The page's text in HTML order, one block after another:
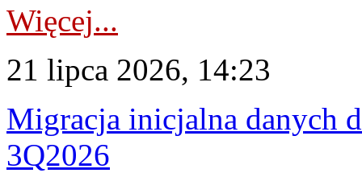
Więcej...
21 lipca 2026, 14:23
Migracja inicjalna danych
3Q2026